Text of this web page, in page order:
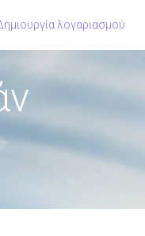
λογαριασμού